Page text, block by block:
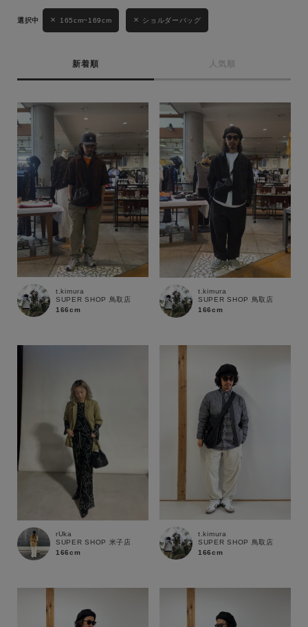
キーワード
165cm~169cm ショルダーバッグ
新着順 人気順
t.kimura
SUPER SHOP 鳥取店
166cm
t.kimura
SUPER SHOP 鳥取店
166cm
rUka
SUPER SHOP 米子店
166cm
t.kimura
SUPER SHOP 鳥取店
166cm